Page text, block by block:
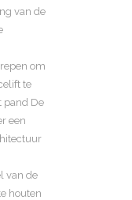
van de
om
te
pand De
een
van de
houten